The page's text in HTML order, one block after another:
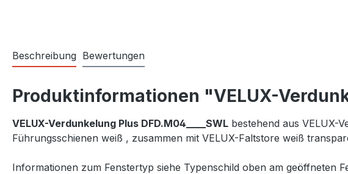
Beschreibung Bewertungen
Produktinformationen "VELUX-
VELUX-Verdunkelung Plus DFD.M04____SWL bestehend aus VELUX-
Führungsschienen weiß , zusammen mit VELUX-Faltstore weiß
Informationen zum Fenstertyp siehe Typenschild oben am geöffneten